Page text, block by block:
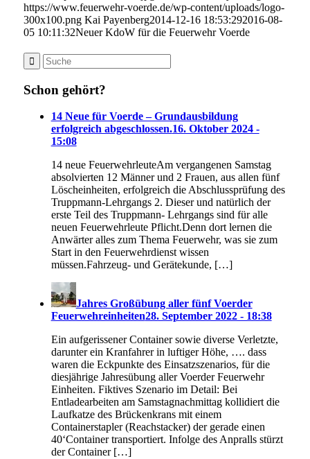
https://www.feuerwehr-voerde.de/wp-content/uploads/logo-
300x100.png Kai Payenberg2014-12-16 18:53:292016-08-
05 10:11:32Neuer KdoW für die Feuerwehr Voerde
Schon gehört?
14 Neue für Voerde – Grundausbildung
erfolgreich abgeschlossen.16. Oktober 2024 -
15:08
14 neue FeuerwehrleuteAm vergangenen Samstag
absolvierten 12 Männer und 2 Frauen, aus allen fünf
Löscheinheiten, erfolgreich die Abschlussprüfung des
Truppmann-Lehrgangs 2. Dieser und natürlich der
erste Teil des Truppmann- Lehrgangs sind für alle
neuen Feuerwehrleute Pflicht.Denn dort lernen die
Anwärter alles zum Thema Feuerwehr, was sie zum
Start in den Feuerwehrdienst wissen
müssen.Fahrzeug- und Gerätekunde, […]
Jahres Großübung aller fünf Voerder
Feuerwehreinheiten28. September 2022 - 18:38
Ein aufgerissener Container sowie diverse Verletzte,
darunter ein Kranfahrer in luftiger Höhe, …. dass
waren die Eckpunkte des Einsatzszenarios, für die
diesjährige Jahresübung aller Voerder Feuerwehr
Einheiten. Fiktives Szenario im Detail: Bei
Entladearbeiten am Samstagnachmittag kollidiert die
Laufkatze des Brückenkrans mit einem
Containerstapler (Reachstacker) der gerade einen
40‘Container transportiert. Infolge des Anpralls stürzt
der Container […]